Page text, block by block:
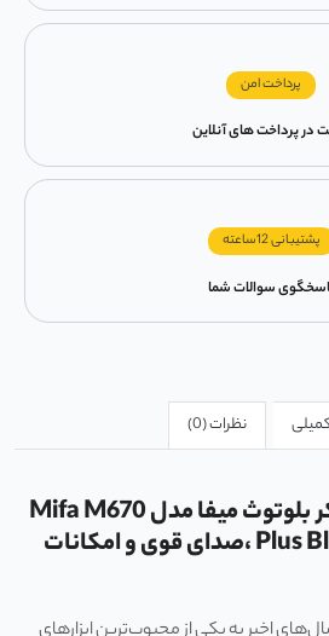
پرداخت امن
در پرداخت های آنلاین
پشتیبانی 12ساعته
سوالات شما
نظرات (0)
خرید و معرفی اسپیکر بلوتوث میفا مدل Mifa M670
Plus Blueto Oth Speaker ،صدای قوی و امکانات